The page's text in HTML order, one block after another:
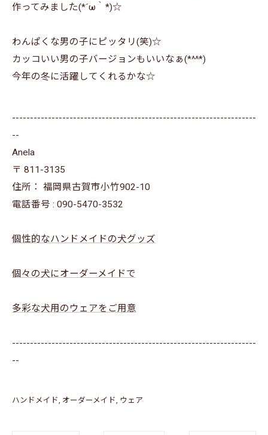
作ってみました(*´ω｀*)☆
わんぱくな男の子にピッタリ(笑)☆
カッコいい男の子バージョンもいいなぁ(*^^*)
今年の冬に活躍してくれるかな☆
--------------------------------------------------------------------
--
Anela
〒 811-3135
住所： 福岡県古賀市小竹902-10
電話番号 : 090-5470-3532
個性的なハンドメイドの犬グッズ
個々の犬にオーダーメイドで
多彩な犬用のウェアをご用意
--------------------------------------------------------------------
--
ハンドメイド オーダーメイド ウェア